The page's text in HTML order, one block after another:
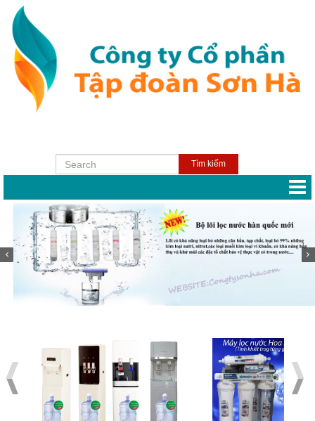
Tìm kiếm